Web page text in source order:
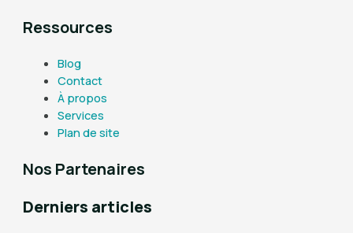
Ressources
Blog
Contact
À propos
Services
Plan de site
Nos Partenaires
Derniers articles